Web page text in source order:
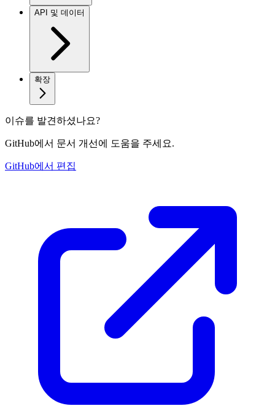
API 및 데이터
확장
이슈를 발견하셨나요?
GitHub에서 문서 개선에 도움을 주세요.
GitHub에서 편집